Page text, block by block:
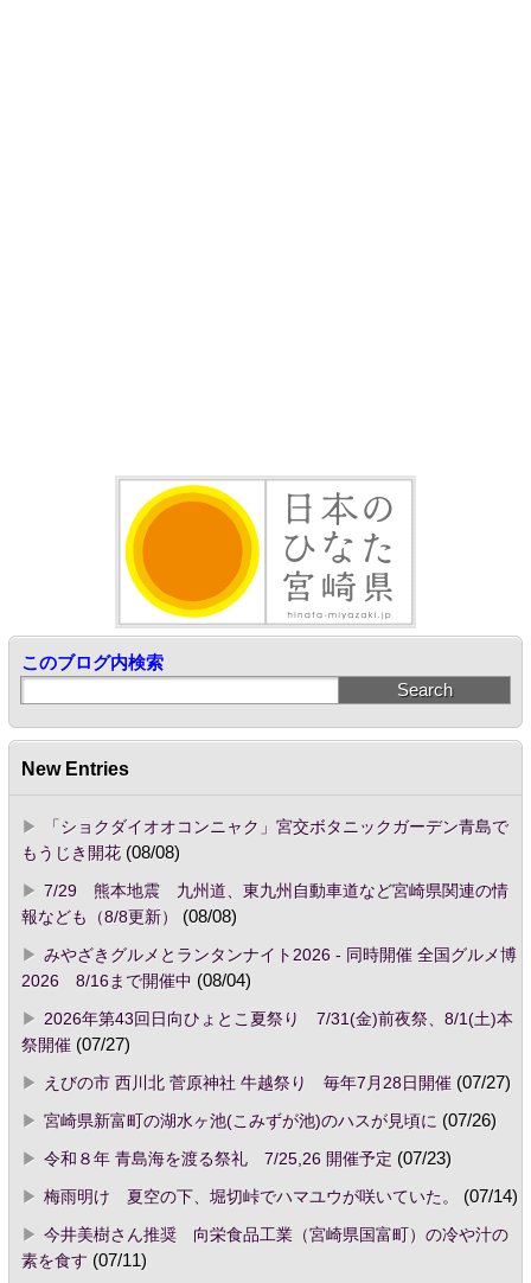
このブログ内検索
New Entries
「ショクダイオオコンニャク」宮交ボタニックガーデン青島で
もうじき開花(08/08)
7/29 熊本地震 九州道、東九州自動車道など宮崎県関連の情
報なども（8/8更新）
(08/08)
みやざきグルメとランタンナイト2026 - 同時開催 全国グルメ博
2026 8/16まで開催中 (08/04)
2026年第43回日向ひょとこ夏祭り 7/31(金)前夜祭、8/1(土)本
祭開催(07/27)
えびの市 西川北 菅原神社 牛越祭り 毎年7月28日開催(07/27)
宮崎県新富町の湖水ヶ池(こみずが池)のハスが見頃に (07/26)
令和８年 青島海を渡る祭礼 7/25,26 開催予定 (07/23)
梅雨明け 夏空の下、堀切峠でハマユウが咲いていた。
(07/14)
今井美樹さん推奨 向栄食品工業（宮崎県国富町）の冷や汁の
素を食す (07/11)